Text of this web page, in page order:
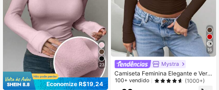
23
Economize R$19,24
16
Mystra
Camiseta Feminina Elegante e Vers
átil de Cor Sólida, Gola Redonda, M
100+ vendido (1000+)